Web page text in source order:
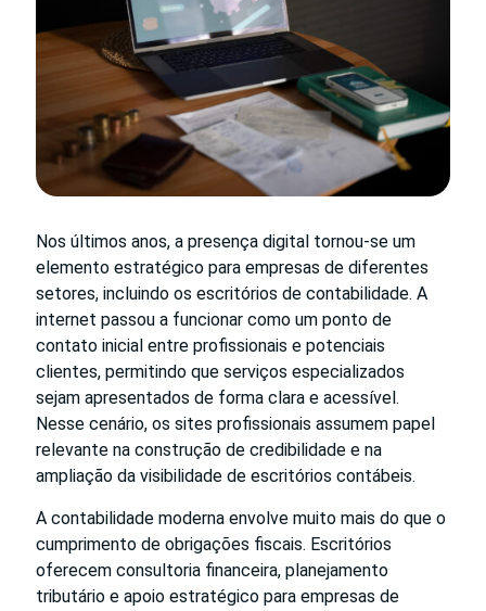
Nos últimos anos, a presença digital tornou-se um
elemento estratégico para empresas de diferentes
setores, incluindo os escritórios de contabilidade. A
internet passou a funcionar como um ponto de
contato inicial entre profissionais e potenciais
clientes, permitindo que serviços especializados
sejam apresentados de forma clara e acessível.
Nesse cenário, os sites profissionais assumem papel
relevante na construção de credibilidade e na
ampliação da visibilidade de escritórios contábeis.
A contabilidade moderna envolve muito mais do que o
cumprimento de obrigações fiscais. Escritórios
oferecem consultoria financeira, planejamento
tributário e apoio estratégico para empresas de